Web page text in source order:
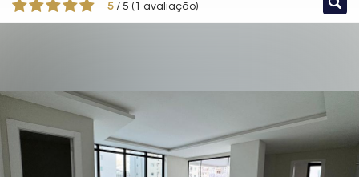
5 / 5 ( 1 avaliação)